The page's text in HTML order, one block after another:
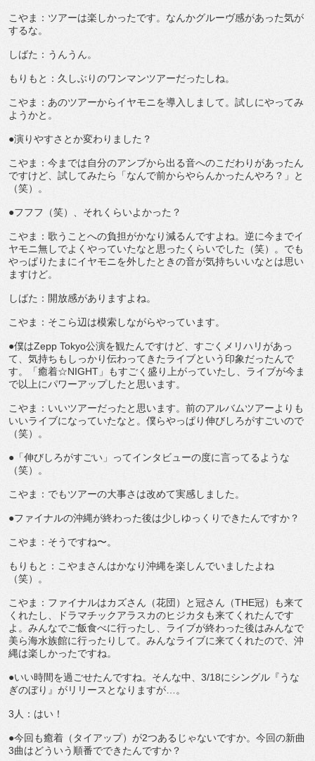
こやま：ツアーは楽しかったです。なんかグルーヴ感があった気が
するな。
しばた：うんうん。
もりもと：久しぶりのワンマンツアーだったしね。
こやま：あのツアーからイヤモニを導入しまして。試しにやってみ
ようかと。
●演りやすさとか変わりました？
こやま：今までは自分のアンプから出る音へのこだわりがあったん
ですけど、試してみたら「なんで前からやらんかったんやろ？」と
（笑）。
●フフフ（笑）、それくらいよかった？
こやま：歌うことへの負担がかなり減るんですよね。逆に今までイ
ヤモニ無しでよくやっていたなと思ったくらいでした（笑）。でも
やっぱりたまにイヤモニを外したときの音が気持ちいいなとは思い
ますけど。
しばた：開放感がありますよね。
こやま：そこら辺は模索しながらやっています。
●僕はZepp Tokyo公演を観たんですけど、すごくメリハリがあっ
て、気持ちもしっかり伝わってきたライブという印象だったんで
す。「癒着☆NIGHT」もすごく盛り上がっていたし、ライブが今ま
で以上にパワーアップしたと思います。
こやま：いいツアーだったと思います。前のアルバムツアーよりも
いいライブになっていたなと。僕らやっぱり伸びしろがすごいので
（笑）。
●「伸びしろがすごい」ってインタビューの度に言ってるような
（笑）。
こやま：でもツアーの大事さは改めて実感しました。
●ファイナルの沖縄が終わった後は少しゆっくりできたんですか？
こやま：そうですね〜。
もりもと：こやまさんはかなり沖縄を楽しんでいましたよね
（笑）。
こやま：ファイナルはカズさん（花団）と冠さん（THE冠）も来て
くれたし、ドラマチックアラスカのヒジカタも来てくれたんです
よ。みんなでご飯食べに行ったし、ライブが終わった後はみんなで
美ら海水族館に行ったりして。みんなライブに来てくれたので、沖
縄は楽しかったですね。
●いい時間を過ごせたんですね。そんな中、3/18にシングル『うな
ぎのぼり』がリリースとなりますが…。
3人：はい！
●今回も癒着（タイアップ）が2つあるじゃないですか。今回の新曲
3曲はどういう順番でできたんですか？